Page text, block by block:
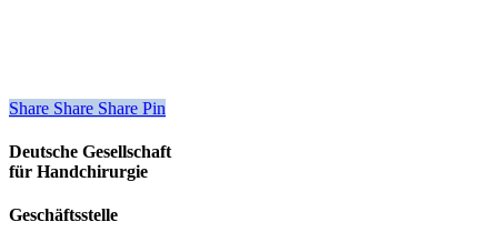
Share
Share Share Share Pin
Deutsche Gesellschaft
für Handchirurgie
Geschäftsstelle